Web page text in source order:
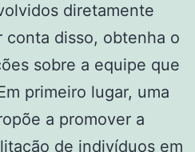
diretamente
conta disso, obtenha o
sobre a equipe que
primeiro lugar, uma
a promover a
de indivíduos em